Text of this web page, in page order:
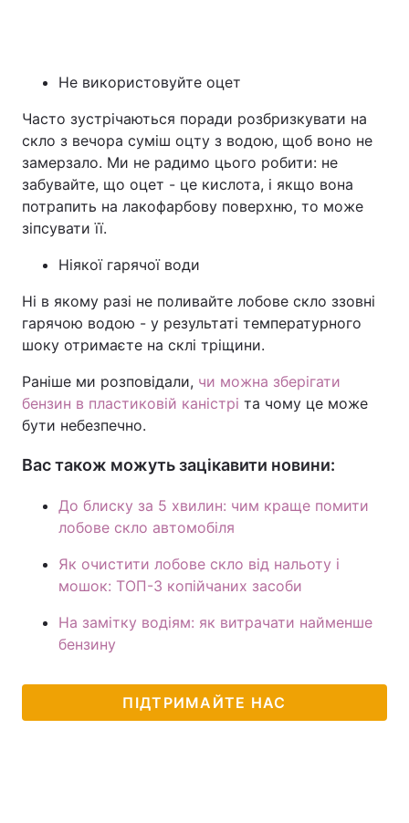
Не використовуйте оцет
Часто зустрічаються поради розбризкувати на
скло з вечора суміш оцту з водою, щоб воно не
замерзало. Ми не радимо цього робити: не
забувайте, що оцет - це кислота, і якщо вона
потрапить на лакофарбову поверхню, то може
зіпсувати її.
Ніякої гарячої води
Ні в якому разі не поливайте лобове скло ззовні
гарячою водою - у результаті температурного
шоку отримаєте на склі тріщини.
Раніше ми розповідали, чи можна зберігати
бензин в пластиковій каністрі та чому це може
бути небезпечно.
Вас також можуть зацікавити новини:
До блиску за 5 хвилин: чим краще помити
лобове скло автомобіля
Як очистити лобове скло від нальоту і
мошок: ТОП-3 копійчаних засоби
На замітку водіям: як витрачати найменше
бензину
ПІДТРИМАЙТЕ НАС